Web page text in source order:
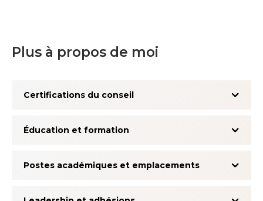
Plus à propos de moi
Certifications du conseil
Éducation et formation
Postes académiques et emplacements